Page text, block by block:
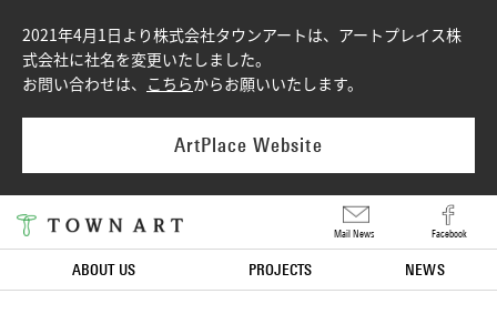
2021年4月1日より株式会社タウンアートは、アートプレイス株
式会社に社名を変更いたしました。
お問い合わせは、 こちらからお願いいたします。
ArtPlace Website
Mail News Facebook
ABOUT US PROJECTS NEWS